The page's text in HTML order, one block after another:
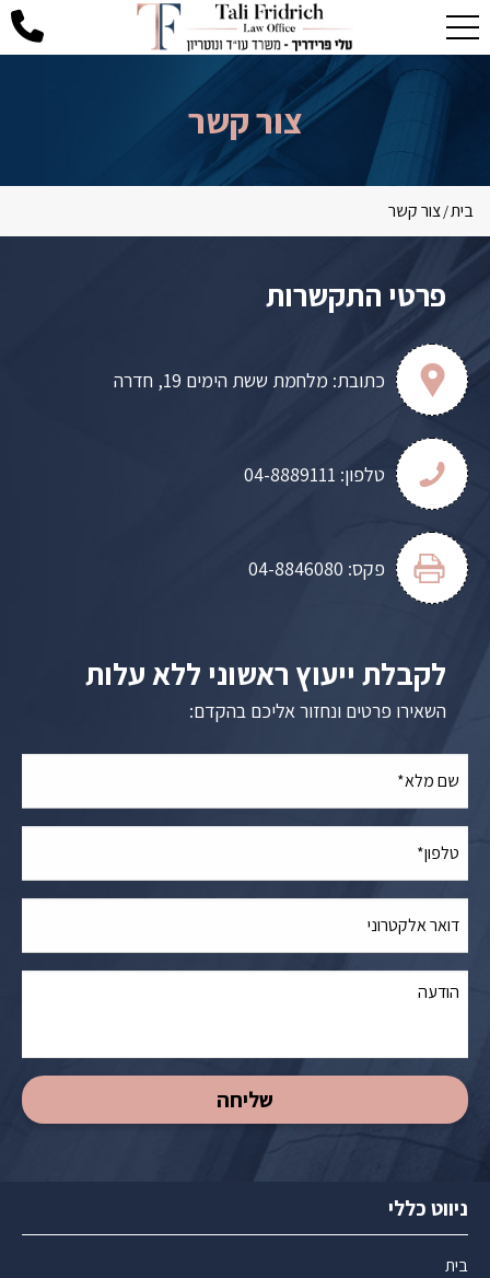
צור קשר
בית/צור קשר
פרטי התקשרות
כתובת: מלחמת ששת הימים 19, חדרה
טלפון: 04-8889111
פקס: 04-8846080
לקבלת ייעוץ ראשוני ללא עלות
השאירו פרטים ונחזור אליכם בהקדם:
ניווט כללי
בית